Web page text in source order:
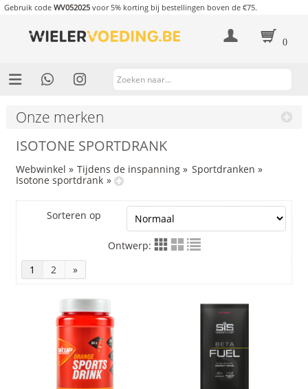
Gebruik code WV052025voor 5% korting bij bestellingen boven de €75.
0
Onze merken
ISOTONE SPORTDRANK
Webwinkel » Tijdens de inspanning » Sportdranken »
Isotone sportdrank »
Sorteren op
Ontwerp:
1
2 »